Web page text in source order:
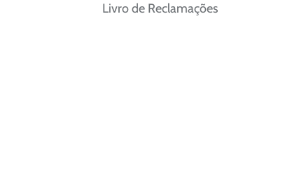
Livro de Reclamações